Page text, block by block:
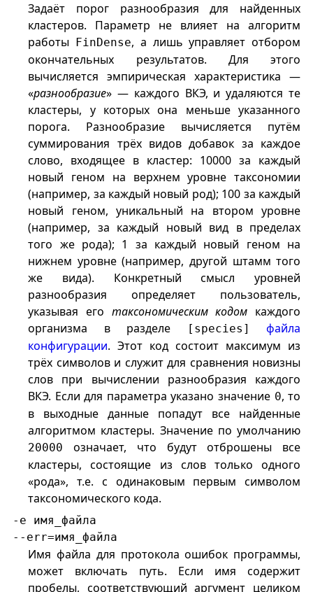
Задаёт порог разнообразия для найденных
кластеров. Параметр не влияет на алгоритм
работы
FinDense, а лишь управляет отбором
окончательных результатов. Для этого
вычисляется эмпирическая характеристика —
«разнообразие» — каждого ВКЭ, и удаляются те
кластеры, у которых она меньше указанного
порога. Разнообразие вычисляется путём
суммирования трёх видов добавок за каждое
слово, входящее в кластер: 10000 за каждый
новый геном на верхнем уровне таксономии
(например, за каждый новый род); 100 за каждый
новый геном, уникальный на втором уровне
(например, за каждый новый вид в пределах
того же рода); 1 за каждый новый геном на
нижнем уровне (например, другой штамм того
же вида). Конкретный смысл уровней
разнообразия определяет пользователь,
указывая его таксономическим кодом каждого
организма в разделе
[species]
файла
конфигурации. Этот код состоит максимум из
трёх символов и служит для сравнения новизны
слов при вычислении разнообразия каждого
ВКЭ. Если для параметра указано значение 0, то
в выходные данные попадут все найденные
алгоритмом кластеры. Значение по умолчанию
20000
означает, что будут отброшены все
кластеры, состоящие из слов только одного
«рода», т.е. с одинаковым первым символом
таксономического кода.
-e имя_файла
--err=имя_файла
Имя файла для протокола ошибок программы,
может включать путь. Если имя содержит
пробелы, соответствующий аргумент целиком